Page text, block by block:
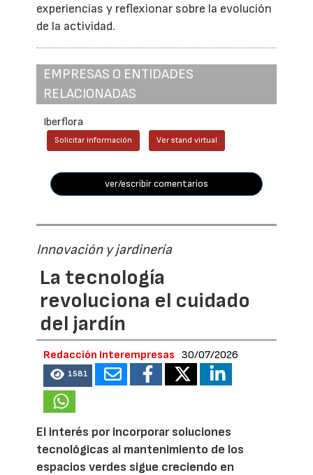
experiencias y reflexionar sobre la evolución
de la actividad.
EMPRESAS O ENTIDADES
RELACIONADAS
Iberflora
Solicitar información Ver stand virtual
ver/escribir comentarios
Innovación y jardinería
La tecnología
revoluciona el cuidado
del jardín
Redacción Interempresas 30/07/2026
1581
El interés por incorporar soluciones
tecnológicas al mantenimiento de los
espacios verdes sigue creciendo en